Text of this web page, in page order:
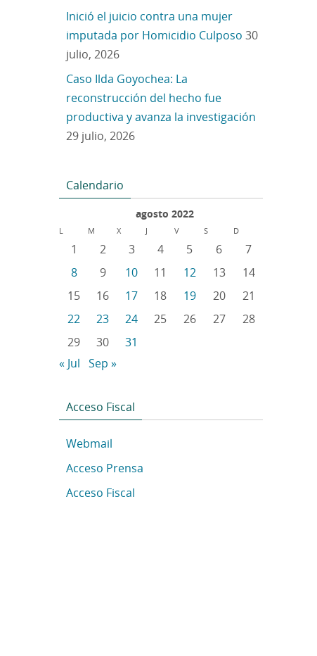
Inició el juicio contra una mujer
imputada por Homicidio Culposo 30
julio, 2026
Caso Ilda Goyochea: La
reconstrucción del hecho fue
productiva y avanza la investigación
29 julio, 2026
Calendario
agosto 2022
L M X J V S D
1 2 3 4 5 6
7
8
9 10 11 12 13
14
15
16 17 18 19 20
21
22
23 24 25 26 27
28
29
30
31
« Jul Sep »
Acceso Fiscal
Webmail
Acceso Prensa
Acceso Fiscal